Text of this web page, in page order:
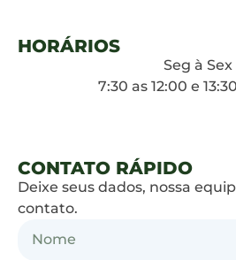
HORÁRIOS
Seg à Sex
7:30 as 12:00 e
CONTATO RÁPIDO
Deixe seus dados, nossa
contato.